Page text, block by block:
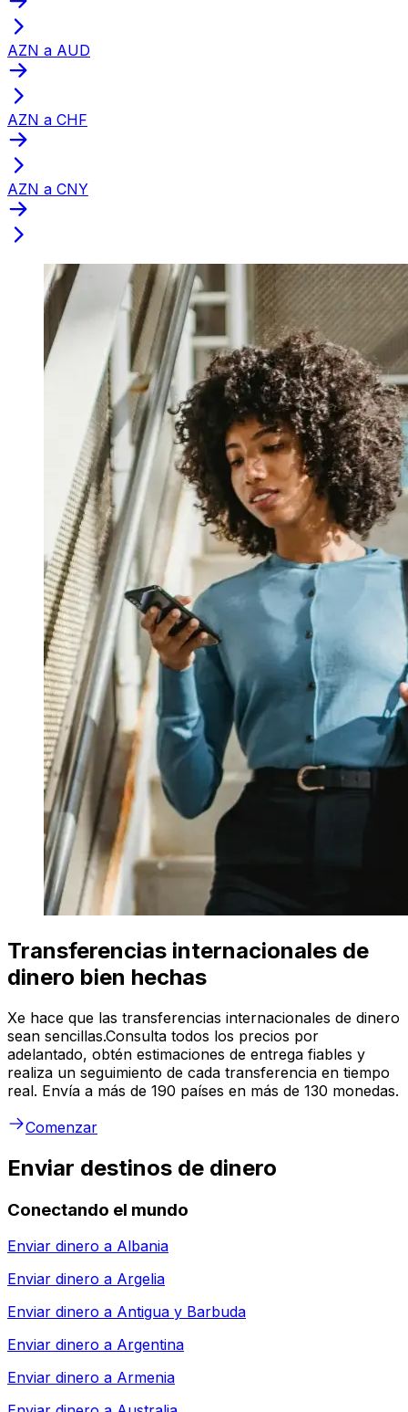
AZN a AUD
AZN a CHF
AZN a CNY
Transferencias internacionales de
dinero bien hechas
Xe hace que las transferencias internacionales de dinero
sean sencillas.Consulta todos los precios por
adelantado, obtén estimaciones de entrega fiables y
realiza un seguimiento de cada transferencia en tiempo
real. Envía a más de 190 países en más de 130 monedas.
Comenzar
Enviar destinos de dinero
Conectando el mundo
Enviar dinero a Albania
Enviar dinero a Argelia
Enviar dinero a Antigua y Barbuda
Enviar dinero a Argentina
Enviar dinero a Armenia